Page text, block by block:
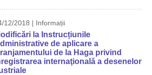
12/2018 | Informații
la Instrucțiunile
de aplicare a
de la Haga privind
internaţională a desenelor